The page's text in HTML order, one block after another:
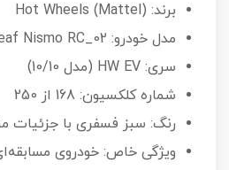
برند: Hot Wheels (Mattel)
مدل خودرو: Nissan Leaf Nismo RC_02
سری: HW EV (مدل 10/10)
شماره کلکسیون: 168 از 250
رنگ: سبز فسفری با جزئیات
ویژگی خاص: خودروی